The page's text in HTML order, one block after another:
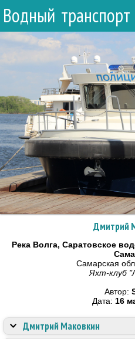
Водный транспорт
Дмитрий
Река Волга, Саратовское
Самарская
Яхт-клуб
Автор:
Дата: 16
Дмитрий Маковкин